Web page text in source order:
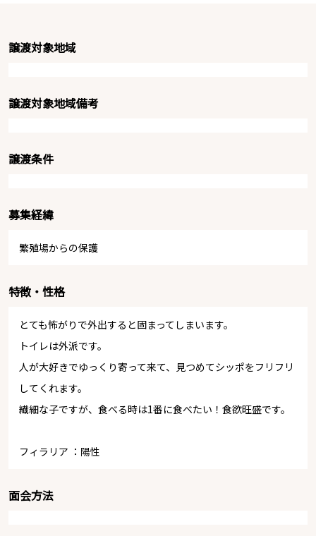
譲渡対象地域
譲渡対象地域備考
譲渡条件
募集経緯
繁殖場からの保護
特徴・性格
とても怖がりで外出すると固まってしまいます。
トイレは外派です。
人が大好きでゆっくり寄って来て、見つめてシッポをフリフリ
してくれます。
繊細な子ですが、食べる時は1番に食べたい！食欲旺盛です。
フィラリア ：陽性
面会方法